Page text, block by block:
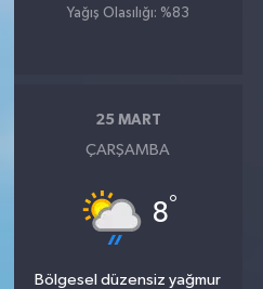
Yağış Olasılığı: %83
25 MART
ÇARŞAMBA
8°
Bölgesel düzensiz yağmur